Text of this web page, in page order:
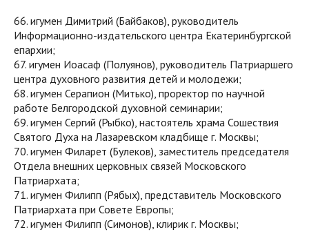
66. игумен Димитрий (Байбаков), руководитель
Информационно-издательского центра Екатеринбургской
епархии;
67. игумен Иоасаф (Полуянов), руководитель Патриаршего
центра духовного развития детей и молодежи;
68. игумен Серапион (Митько), проректор по научной
работе Белгородской духовной семинарии;
69. игумен Сергий (Рыбко), настоятель храма Сошествия
Святого Духа на Лазаревском кладбище г. Москвы;
70. игумен Филарет (Булеков), заместитель председателя
Отдела внешних церковных связей Московского
Патриархата;
71. игумен Филипп (Рябых), представитель Московского
Патриархата при Совете Европы;
72. игумен Филипп (Симонов), клирик г. Москвы;